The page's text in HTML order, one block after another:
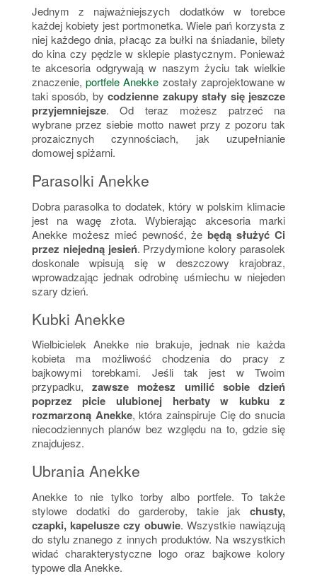
Jednym z najważniejszych dodatków w torebce
każdej kobiety jest portmonetka. Wiele pań korzysta z
niej każdego dnia, płacąc za bułki na śniadanie, bilety
do kina czy pędzle w sklepie plastycznym. Ponieważ
te akcesoria odgrywają w naszym życiu tak wielkie
znaczenie,portfele Anekke zostały zaprojektowane w
taki sposób, bycodzienne zakupy stały się jeszcze
przyjemniejsze. Od teraz możesz patrzeć na
wybrane przez siebie motto nawet przy z pozoru tak
prozaicznych czynnościach, jak uzupełnianie
domowej spiżarni.
Parasolki Anekke
Dobra parasolka to dodatek, który w polskim klimacie
jest na wagę złota. Wybierając akcesoria marki
Anekke możesz mieć pewność, że będą służyć Ci
przez niejedną jesień. Przydymione kolory parasolek
doskonale wpisują się w deszczowy krajobraz,
wprowadzając jednak odrobinę uśmiechu w niejeden
szary dzień.
Kubki Anekke
Wielbicielek Anekke nie brakuje, jednak nie każda
kobieta ma możliwość chodzenia do pracy z
bajkowymi torebkami. Jeśli tak jest w Twoim
przypadku,zawsze możesz umilić sobie dzień
poprzez picie ulubionej herbaty w kubku z
rozmarzoną Anekke, która zainspiruje Cię do snucia
niecodziennych planów bez względu na to, gdzie się
znajdujesz.
Ubrania Anekke
Anekke to nie tylko torby albo portfele. To także
stylowe dodatki do garderoby, takie jakchusty,
czapki, kapelusze czy obuwie. Wszystkie nawiązują
do stylu znanego z innych produktów. Na wszystkich
widać charakterystyczne logo oraz bajkowe kolory
typowe dla Anekke.